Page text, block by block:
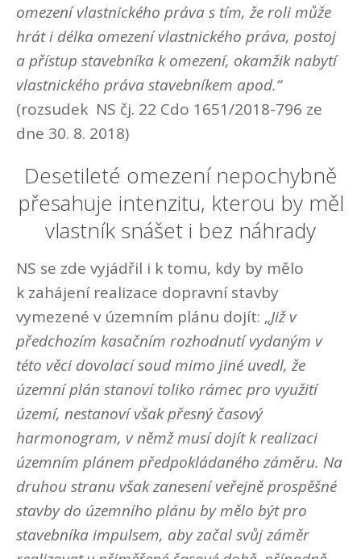
omezení vlastnického práva s tím, že roli může
hrát i délka omezení vlastnického práva, postoj
a přístup stavebníka k omezení, okamžik nabytí
vlastnického práva stavebníkem apod.“
(rozsudek NS čj. 22 Cdo 1651/2018-796 ze
dne 30. 8. 2018)
Desetileté omezení nepochybně
přesahuje intenzitu, kterou by měl
vlastník snášet i bez náhrady
NS se zde vyjádřil i k tomu, kdy by mělo
k zahájení realizace dopravní stavby
vymezené v územním plánu dojít: „Již v
předchozím kasačním rozhodnutí vydaným v
této věci dovolací soud mimo jiné uvedl, že
územní plán stanoví toliko rámec pro využití
území, nestanoví však přesný časový
harmonogram, v němž musí dojít k realizaci
územním plánem předpokládaného záměru. Na
druhou stranu však zanesení veřejně prospěšné
stavby do územního plánu by mělo být pro
stavebníka impulsem, aby začal svůj záměr